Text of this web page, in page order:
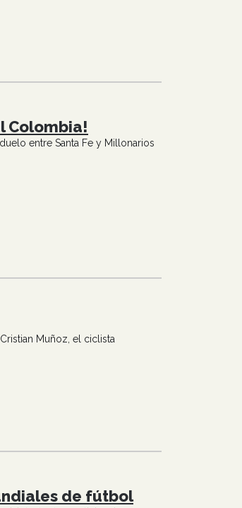
Colombia!
entre Santa Fe y Millonarios
Muñoz, el ciclista
de fútbol